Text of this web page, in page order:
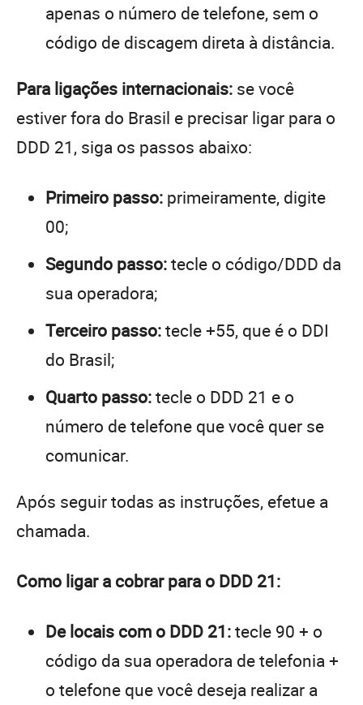
apenas o número de telefone, sem o
código de discagem direta à distância.
Para ligações internacionais: se você
estiver fora do Brasil e precisar ligar para o
DDD 21, siga os passos abaixo:
Primeiro passo: primeiramente, digite
00;
Segundo passo:tecle o código/DDD da
sua operadora;
Terceiro passo:tecle +55, que é o DDI
do Brasil;
Quarto passo:tecle o DDD 21 e o
número de telefone que você quer se
comunicar.
Após seguir todas as instruções, efetue a
chamada.
Como ligar a cobrar para o DDD 21:
De locais com o DDD 21:tecle 90 + o
código da sua operadora de telefonia +
o telefone que você deseja realizar a